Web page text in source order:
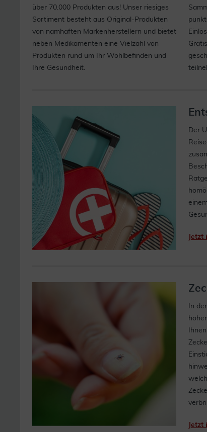
über 70.000 Produkten aus! Unser riesiges
Sortiment besteht aus Original-Produkten
von namhaften Markenherstellern und bietet
neben Medikamenten eine Vielzahl von
Produkten rund um Ihr Wohlbefinden und
Ihre Gesundheit.
Der
In